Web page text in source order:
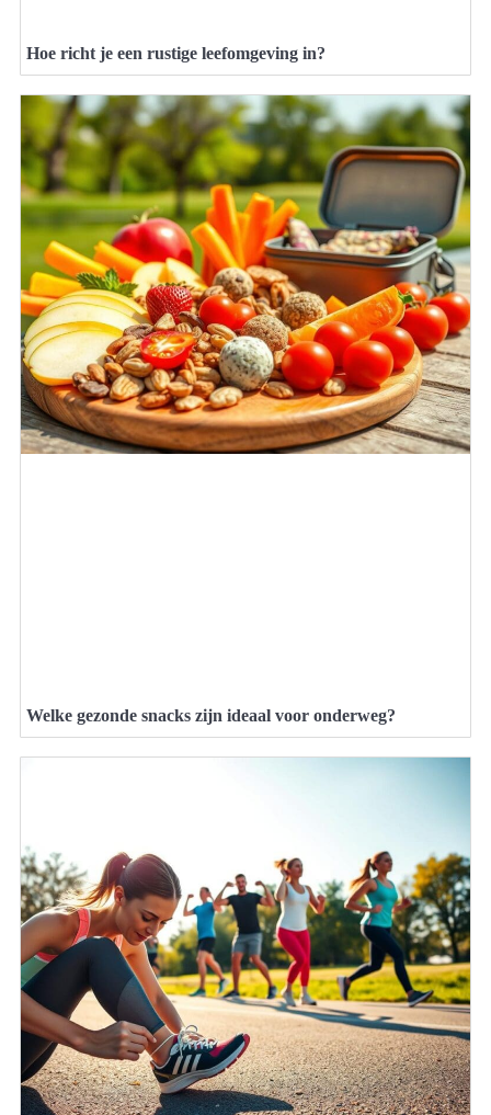
Hoe richt je een rustige leefomgeving in?
Welke gezonde snacks zijn ideaal voor onderweg?